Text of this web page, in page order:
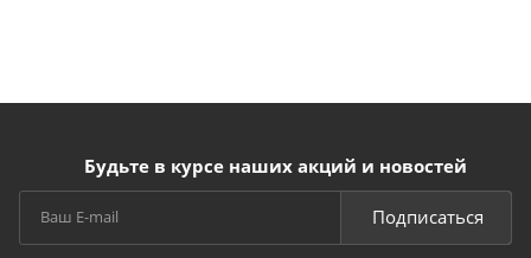
Будьте в курсе наших акций и новостей
Подписаться